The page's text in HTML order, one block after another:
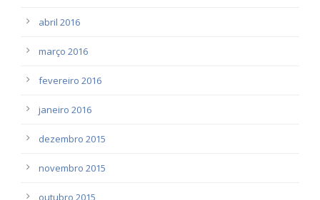
abril 2016
março 2016
fevereiro 2016
janeiro 2016
dezembro 2015
novembro 2015
outubro 2015